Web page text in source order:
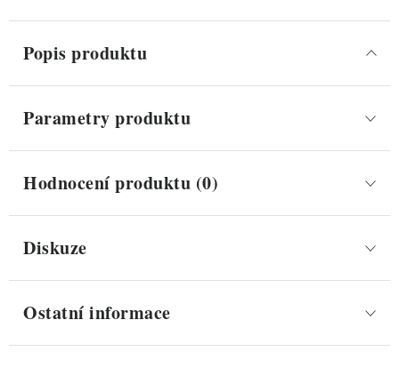
Popis produktu
Parametry produktu
Hodnocení produktu (0)
Diskuze
Ostatní informace